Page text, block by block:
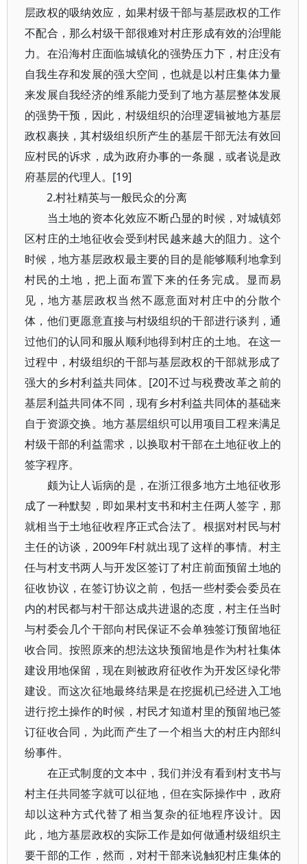
层政权的吸纳效应，如果村级干部与基层政权的工作
不配合，那么村级干部很难对村庄形成有效的治理能
力。在沿海村庄面临城镇化的强势压力下，村庄没有
自我生存和发展的强大空间，也就是以村庄集体力量
来发展自我经济的维系能力受到了地方基层整体发展
的强势干预，因此，村级组织的治理逻辑被地方基层
政权裹挟，其村级组织所产生的基层干部无法有效回
应村民的诉求，成为政府办事的一条腿，或者说是政
府基层的代理人。[19]
2.村社精英与一般民众的分离
当土地的资本化效应不断凸显的时候，对城镇郊
区村庄的土地征收会受到村民越来越大的阻力。这个
时候，地方基层政权最主要的目的是能够顺利地拿到
村民的土地，把上面布置下来的任务完成。显而易
见，地方基层政权当然不愿意面对村庄中的分散个
体，他们更愿意直接与村级组织的干部进行谈判，通
过他们的认同和服从顺利地得到村庄的土地。在这一
过程中，村级组织的干部与基层政权的干部就形成了
强大的乡村利益共同体。[20]不过与税费改革之前的
基层利益共同体不同，现有乡村利益共同体的基础来
自于资源交换。地方基层组织可以用项目工程来满足
村级干部的利益需求，以换取村干部在土地征收上的
签字程序。
颇为让人诟病的是，在浙江很多地方土地征收形
成了一种默契，即如果村支书和村主任两人签字，那
就相当于土地征收程序正式合法了。根据对村民与村
主任的访谈，2009年F村就出现了这样的事情。村主
任与村支书两人与开发区签订了村庄前面预留土地的
征收协议，在签订协议之前，包括一些村委会委员在
内的村民都与村干部达成共进退的态度，村主任当时
与村委会几个干部向村民保证不会单独签订预留地征
收合同。按照原来的想法这块预留地是作为村社集体
建设用地保留，现在则被政府征收作为开发区绿化带
建设。而这次征地最终结果是在挖掘机已经进入工地
进行挖土操作的时候，村民才知道村里的预留地已签
订征收合同，为此而产生了一个相当大的村庄内部纠
纷事件。
在正式制度的文本中，我们并没有看到村支书与
村主任共同签字就可以征地，但在实际操作中，政府
却以这种方式代替了相当复杂的征地程序设计。因
此，地方基层政权的实际工作是如何做通村级组织主
要干部的工作，然而，对村干部来说触犯村庄集体的